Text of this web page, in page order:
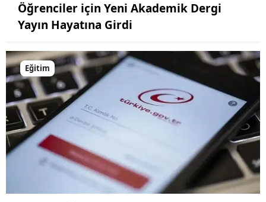
Öğrenciler için Yeni Akademik Dergi
Yayın Hayatına Girdi
Eğitim